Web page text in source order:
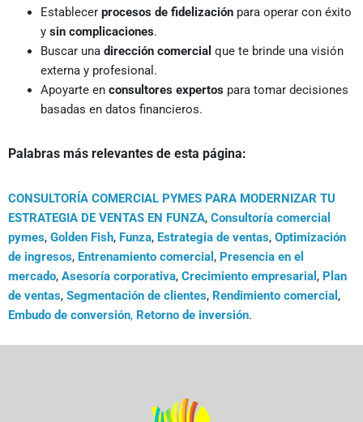
Establecer procesos de fidelización para operar con éxito
y sin complicaciones.
Buscar una dirección comercial que te brinde una visión
externa y profesional.
Apoyarte en consultores expertos para tomar decisiones
basadas en datos financieros.
Palabras más relevantes de esta página:
CONSULTORÍA COMERCIAL PYMES PARA MODERNIZAR TU
ESTRATEGIA DE VENTAS EN FUNZA, Consultoría comercial
pymes, Golden Fish, Funza, Estrategia de ventas, Optimización
de ingresos, Entrenamiento comercial , Presencia en el
mercado, Asesoría corporativa, Crecimiento empresarial , Plan
de ventas, Segmentación de clientes, Rendimiento comercial ,
Embudo de conversión, Retorno de inversión.